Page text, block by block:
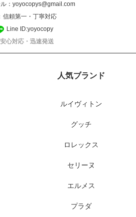
： yoyocopys@gmail.com
信頼第一・丁寧対応
Line ID:yoyocopy
安心対応・迅速発送
人気ブランド
ルイヴィトン
グッチ
ロレックス
セリーヌ
エルメス
プラダ